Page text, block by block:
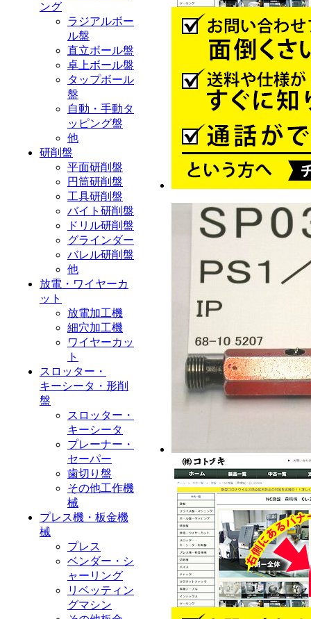
ング
ラジアルボー
ル盤
直立ボール盤
卓上ボール盤
タップボール
盤
自動・手動タ
ッピング盤
他
研削盤
平面研削盤
円筒研削盤
工具研削盤
バイト研削盤
ドリル研削盤
グラインダー
バレル研削盤
他
放電・ワイヤーカ
ット
放電加工機
細穴加工機
ワイヤーカッ
ト
スロッター・
キーシータ・形削
盤
スロッター・
キーシータ
プレーナー・
セーパー
歯切り盤
その他工作機
械
プレス機・板金機
械
プレス
ベンダー・シ
ャーリング
リベッティン
グマシン